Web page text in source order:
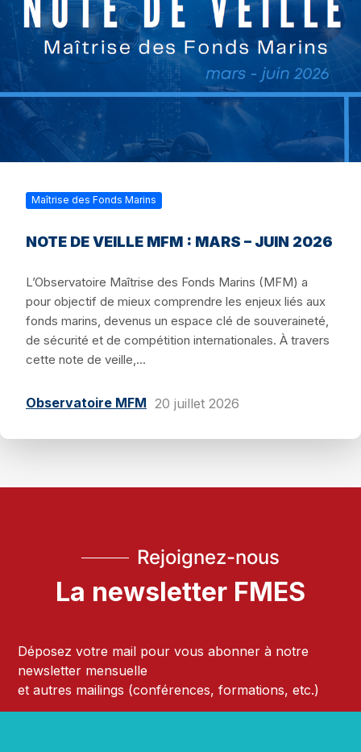
Maîtrise des Fonds Marins
NOTE DE VEILLE MFM : MARS – JUIN 2026
L’Observatoire Maîtrise des Fonds Marins (MFM) a
pour objectif de mieux comprendre les enjeux liés aux
fonds marins, devenus un espace clé de souveraineté,
de sécurité et de compétition internationales. À travers
cette note de veille,...
Observatoire MFM 20 juillet 2026
Rejoignez-nous
La newsletter FMES
Déposez votre mail pour vous abonner à notre
newsletter mensuelle
et autres mailings (conférences, formations, etc.)